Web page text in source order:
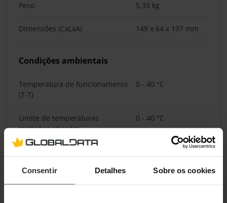
Consentir Detalhes Sobre os cookies
Peso 5,33 kg
Dimensões (CxLxA) 149 x 64 x 197 mm
Condições ambientais
Temperatura de funcionamento
(T-T)
0 - 40 °C
Limite de temperaturas
(armazenamento)
0 - 40 °C
Humidade de não